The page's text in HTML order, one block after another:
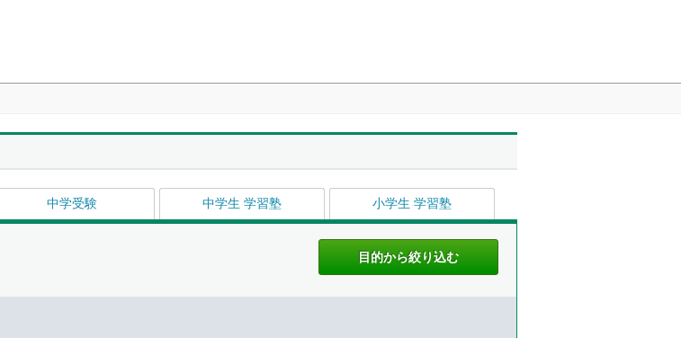
中学受験 中学生 学習塾 小学生 学習塾